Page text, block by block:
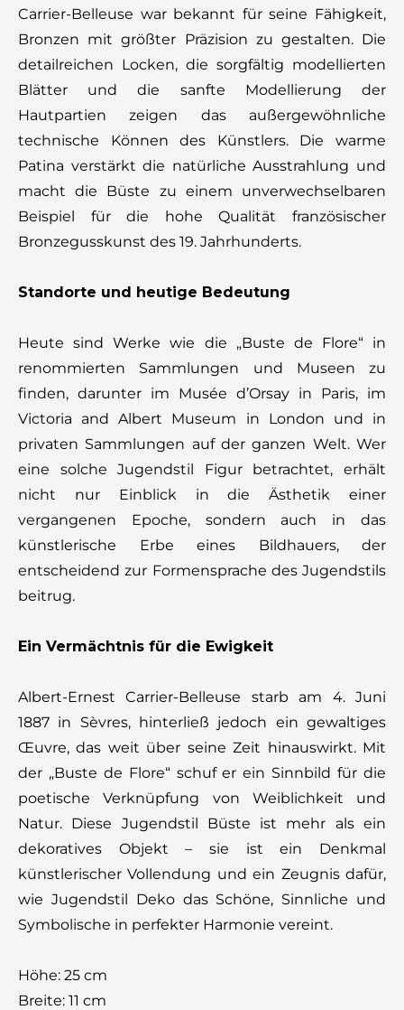
Carrier-Belleuse war bekannt für seine Fähigkeit,
Bronzen mit größter Präzision zu gestalten. Die
detailreichen Locken, die sorgfältig modellierten
Blätter und die sanfte Modellierung der
Hautpartien zeigen das außergewöhnliche
technische Können des Künstlers. Die warme
Patina verstärkt die natürliche Ausstrahlung und
macht die Büste zu einem unverwechselbaren
Beispiel für die hohe Qualität französischer
Bronzegusskunst des 19. Jahrhunderts.
Standorte und heutige Bedeutung
Heute sind Werke wie die „Buste de Flore“ in
renommierten Sammlungen und Museen zu
finden, darunter im Musée d’Orsay in Paris, im
Victoria and Albert Museum in London und in
privaten Sammlungen auf der ganzen Welt. Wer
eine solche Jugendstil Figur betrachtet, erhält
nicht nur Einblick in die Ästhetik einer
vergangenen Epoche, sondern auch in das
künstlerische Erbe eines Bildhauers, der
entscheidend zur Formensprache des Jugendstils
beitrug.
Ein Vermächtnis für die Ewigkeit
Albert-Ernest Carrier-Belleuse starb am 4. Juni
1887 in Sèvres, hinterließ jedoch ein gewaltiges
Œuvre, das weit über seine Zeit hinauswirkt. Mit
der „Buste de Flore“ schuf er ein Sinnbild für die
poetische Verknüpfung von Weiblichkeit und
Natur. Diese Jugendstil Büste ist mehr als ein
dekoratives Objekt – sie ist ein Denkmal
künstlerischer Vollendung und ein Zeugnis dafür,
wie Jugendstil Deko das Schöne, Sinnliche und
Symbolische in perfekter Harmonie vereint.
Höhe: 25 cm
Breite: 11 cm